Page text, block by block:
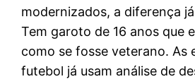
modernizados, a diferença
Tem garoto de 16 anos que
como se fosse veterano. As
futebol já usam análise de